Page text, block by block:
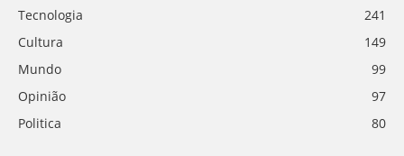
Tecnologia
241
Cultura
149
Mundo
99
Opinião
97
Politica
80